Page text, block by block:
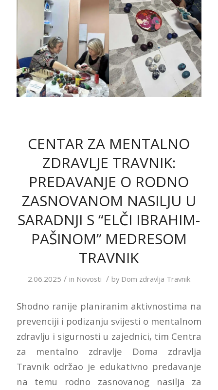
CENTAR ZA MENTALNO
ZDRAVLJE TRAVNIK:
PREDAVANJE O RODNO
ZASNOVANOM NASILJU U
SARADNJI S “ELČI IBRAHIM-
PAŠINOM” MEDRESOM
TRAVNIK
2.06.2025 / in Novosti / by Dom zdravlja Travnik
Shodno ranije planiranim aktivnostima na
prevenciji i podizanju svijesti o mentalnom
zdravlju i sigurnosti u zajednici, tim Centra
za mentalno zdravlje Doma zdravlja
Travnik održao je edukativno predavanje
na temu rodno zasnovanog nasilja za